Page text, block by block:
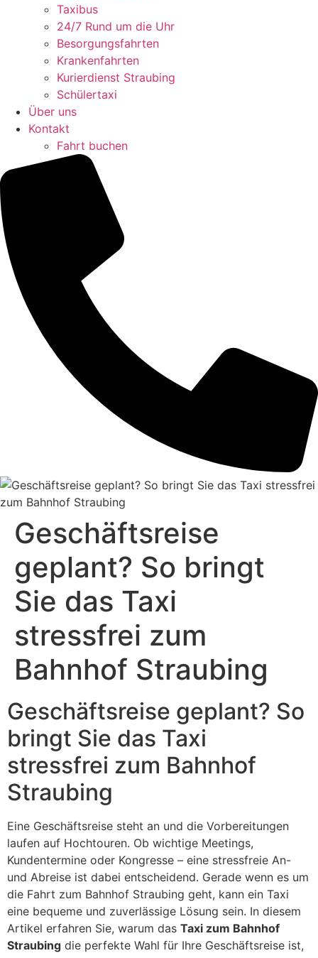
Taxibus
24/7 Rund um die Uhr
Besorgungsfahrten
Krankenfahrten
Kurierdienst Straubing
Schülertaxi
Über uns
Kontakt
Fahrt buchen
Geschäftsreise
geplant? So bringt
Sie das Taxi
stressfrei zum
Bahnhof Straubing
Geschäftsreise geplant? So
bringt Sie das Taxi
stressfrei zum Bahnhof
Straubing
Eine Geschäftsreise steht an und die Vorbereitungen
laufen auf Hochtouren. Ob wichtige Meetings,
Kundentermine oder Kongresse – eine stressfreie An-
und Abreise ist dabei entscheidend. Gerade wenn es um
die Fahrt zum Bahnhof Straubing geht, kann ein Taxi
eine bequeme und zuverlässige Lösung sein. In diesem
Artikel erfahren Sie, warum das Taxi zum Bahnhof
Straubing die perfekte Wahl für Ihre Geschäftsreise ist,